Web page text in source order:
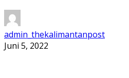
admin_thekalimantanpost
Juni 5, 2022